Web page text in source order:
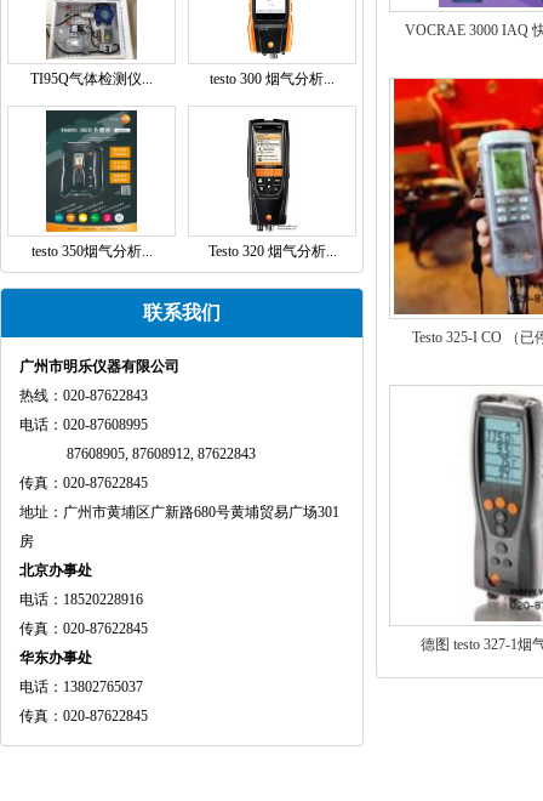
TI95Q气体检测仪... testo 300 烟气分析...
testo 350烟气分析... Testo 320 烟气分析...
联系我们
广州市明乐仪器有限公司
热线：020-87622843
电话：020-87608995
87608905, 87608912, 87622843
传真：020-87622845
地址：广州市黄埔区广新路680号黄埔贸易广场301
房
北京办事处
电话：18520228916
传真：020-87622845
华东办事处
电话：13802765037
传真：020-87622845
VOCRAE 3000 IAQ
Testo 325-I CO （已
德图 testo 327-1烟